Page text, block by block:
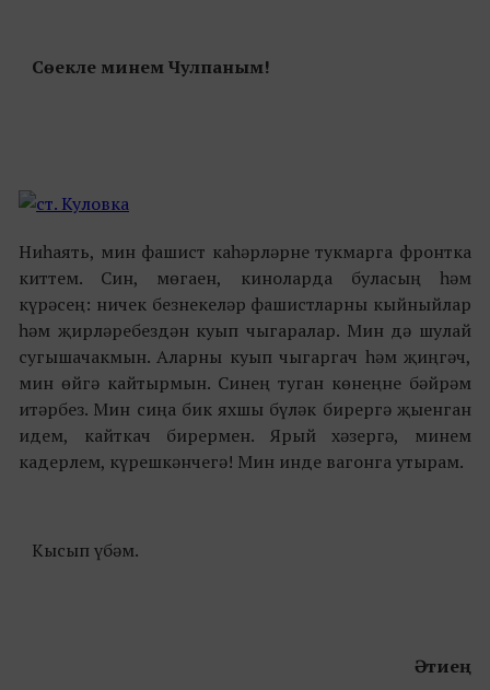
Сөекле минем Чулпаным!
Ниһаять, мин фашист каһәрләрне тукмарга фронтка
киттем. Син, мөгаен, киноларда буласың һәм
күрәсең: ничек безнекеләр фашистларны кыйныйлар
һәм җирләребездән куып чыгаралар. Мин дә шулай
сугышачакмын. Аларны куып чыгаргач һәм җиңгәч,
мин өйгә кайтырмын. Синең туган көнеңне бәйрәм
итәрбез. Мин сиңа бик яхшы бүләк бирергә җыенган
идем, кайткач бирермен. Ярый хәзергә, минем
кадерлем, күрешкәнчегә! Мин инде вагонга утырам.
Кысып үбәм.
Әтиең